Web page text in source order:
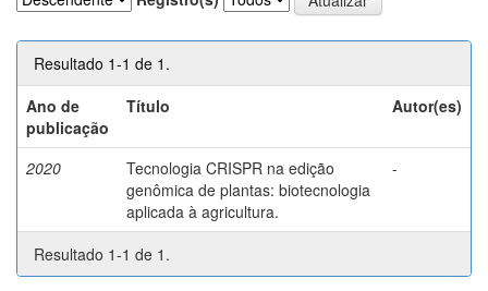
Resultado 1-1 de 1.
Ano de
publicação
Título Autor(es)
2020
Tecnologia CRISPR na edição
genômica de plantas: biotecnologia
aplicada à agricultura.
-
Resultado 1-1 de 1.